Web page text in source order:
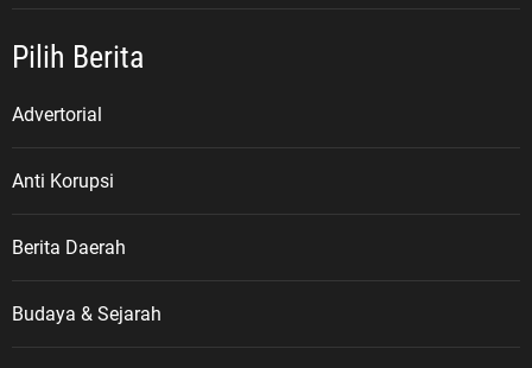
Pilih Berita
Advertorial
Anti Korupsi
Berita Daerah
Budaya & Sejarah